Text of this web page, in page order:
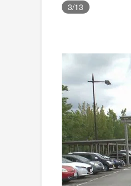
3/13